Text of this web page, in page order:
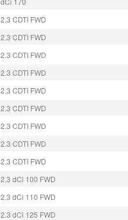
2.3 CDTI FWD
2.3 CDTI FWD
2.3 CDTI FWD
2.3 CDTI FWD
2.3 CDTI FWD
2.3 CDTI FWD
2.3 CDTI FWD
2.3 CDTI FWD
2.3 CDTI FWD
2.3 dCi 100 FWD
2.3 dCi 110 FWD
2.3 dCi 125 FWD